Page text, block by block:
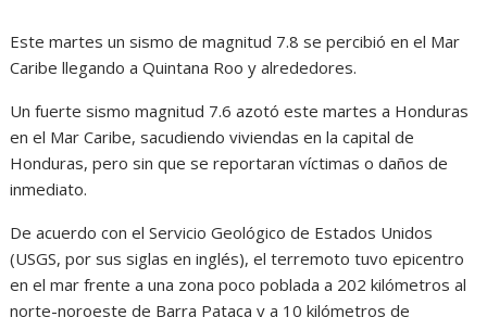
Este martes un sismo de magnitud 7.8 se percibió en el Mar
Caribe llegando a Quintana Roo y alrededores.
Un fuerte sismo magnitud 7.6 azotó este martes a Honduras
en el Mar Caribe, sacudiendo viviendas en la capital de
Honduras, pero sin que se reportaran víctimas o daños de
inmediato.
De acuerdo con el Servicio Geológico de Estados Unidos
(USGS, por sus siglas en inglés), el terremoto tuvo epicentro
en el mar frente a una zona poco poblada a 202 kilómetros al
norte-noroeste de Barra Pataca y a 10 kilómetros de